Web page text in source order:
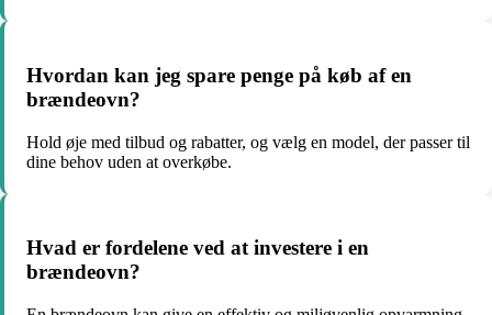
Hvordan kan jeg spare penge på køb af en
brændeovn?
Hold øje med tilbud og rabatter, og vælg en model, der passer til
dine behov uden at overkøbe.
Hvad er fordelene ved at investere i en
brændeovn?